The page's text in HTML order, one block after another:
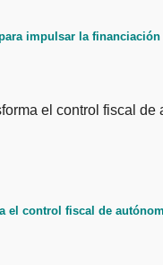
impulsar la
el control fiscal de